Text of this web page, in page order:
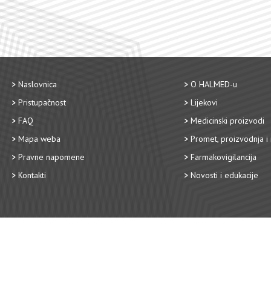
Naslovnica
Pristupačnost
FAQ
Mapa weba
Pravne napomene
Kontakti
O HALMED-u
Lijekovi
Medicinski proizvodi
Promet, proizvodnja i
Farmakovigilancija
Novosti i edukacije